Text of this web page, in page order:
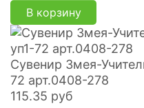
В корзину
Сувенир Змея-
72 арт.0408-278
115.35 руб